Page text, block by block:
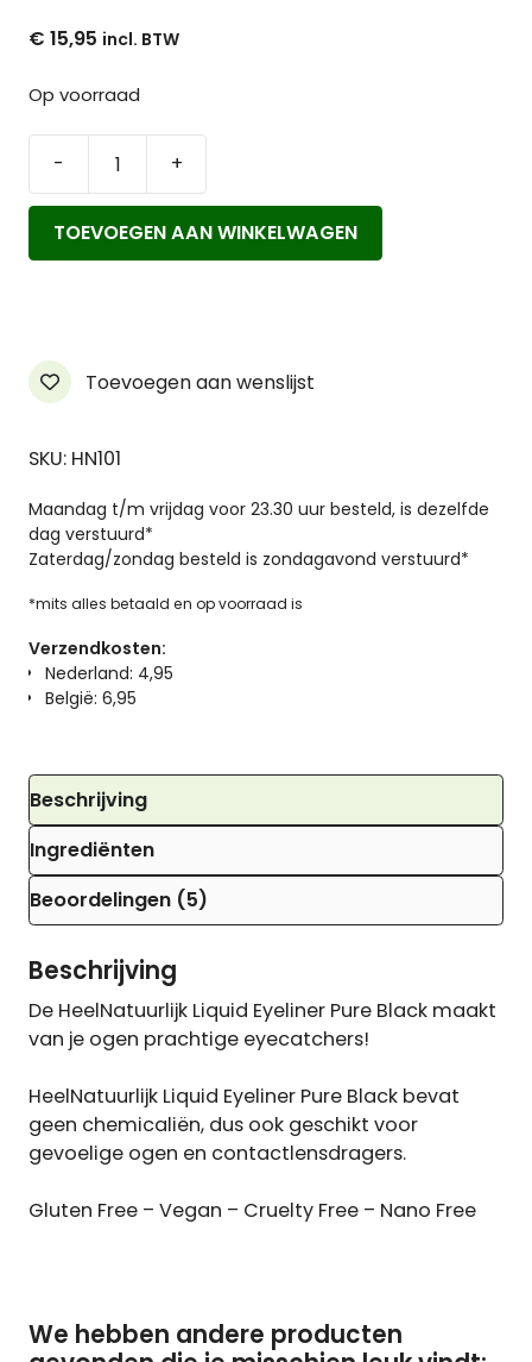
5
€ 15,95
Op voorraad
-
Liquid
Eyeliner
Pure
+
TOEVOEGEN AAN WINKELWAGEN
Toevoegen aan wenslijst
SKU: HN101
Maandag t/m vrijdag voor 23.30 uur besteld, is dezelfde
dag verstuurd*
Zaterdag/zondag besteld is zondagavond verstuurd*
*mits alles betaald en op voorraad is
Verzendkosten:
Nederland: 4,95
België: 6,95
Beschrijving
Ingrediënten
Beoordelingen (5)
Beschrijving
De HeelNatuurlijk Liquid Eyeliner Pure Black maakt
van je ogen prachtige eyecatchers!
HeelNatuurlijk Liquid Eyeliner Pure Black bevat
geen chemicaliën, dus ook geschikt voor
gevoelige ogen en contactlensdragers.
Gluten Free – Vegan – Cruelty Free – Nano Free
We hebben andere producten